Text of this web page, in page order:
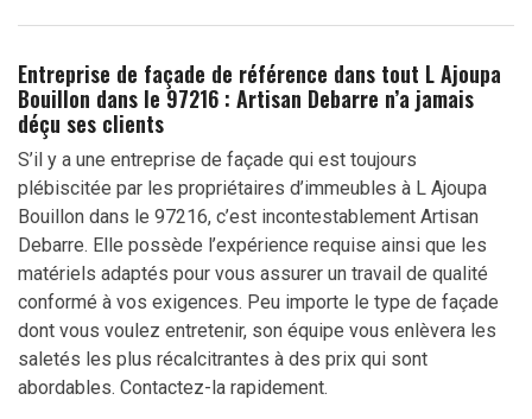
Entreprise de façade de référence dans tout L Ajoupa
Bouillon dans le 97216 : Artisan Debarre n’a jamais
déçu ses clients
S’il y a une entreprise de façade qui est toujours
plébiscitée par les propriétaires d’immeubles à L Ajoupa
Bouillon dans le 97216, c’est incontestablement Artisan
Debarre. Elle possède l’expérience requise ainsi que les
matériels adaptés pour vous assurer un travail de qualité
conformé à vos exigences. Peu importe le type de façade
dont vous voulez entretenir, son équipe vous enlèvera les
saletés les plus récalcitrantes à des prix qui sont
abordables. Contactez-la rapidement.